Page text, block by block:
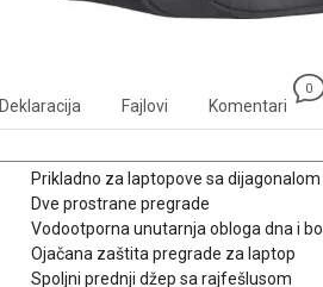
Deklaracija Fajlovi Komentari
0
Prikladno za laptopove sa dijagonalom
Dve prostrane pregrade
Vodootporna unutarnja obloga dna i
Ojačana zaštita pregrade za laptop
Spoljni prednji džep sa rajfešlusom